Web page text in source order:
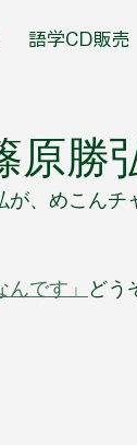
語学CD販売
勝
が、めこん
です」 どう